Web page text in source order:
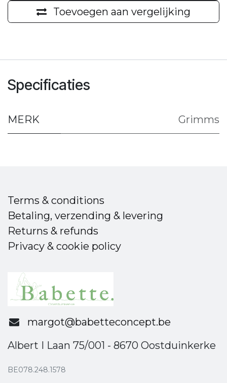
Toevoegen aan vergelijking
Specificaties
MERK Grimms
Terms & conditions
Betaling, verzending & levering
Returns & refunds
Privacy & cookie policy
margot@babetteconcept.be
Albert I Laan 75/001 - 8670 Oostduinkerke
BE078.248.1578